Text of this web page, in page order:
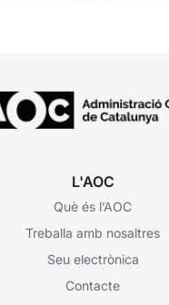
L'AOC
Què és l’AOC
Treballa amb nosaltres
Seu electrònica
Contacte